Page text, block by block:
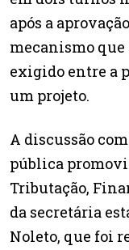
após a
mecanismo
exigido entre a
um projeto.
A discussão
pública
Tributação,
da secretária
Noleto, que foi